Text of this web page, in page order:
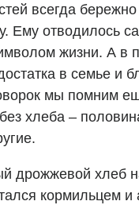
всегда бережно
Ему отводилось
жизни. А в
в семье и
мы помним
хлеба –
дрожжевой хлеб
кормильцем и